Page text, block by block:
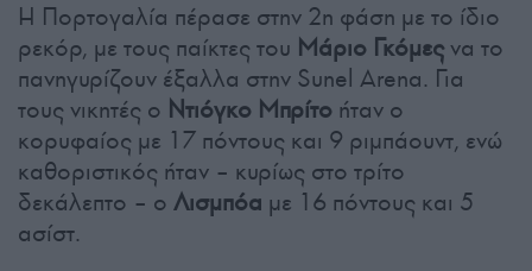
Η Πορτογαλία πέρασε στην 2η φάση με το ίδιο
ρεκόρ, με τους παίκτες του Μάριο Γκόμεςνα το
πανηγυρίζουν έξαλλα στην Sunel Arena. Για
τους νικητές ο Ντιόγκο Μπρίτο ήταν ο
κορυφαίος με 17 πόντους και 9 ριμπάουντ, ενώ
καθοριστικός ήταν – κυρίως στο τρίτο
δεκάλεπτο – ο Λισμπόα με 16 πόντους και 5
ασίστ.